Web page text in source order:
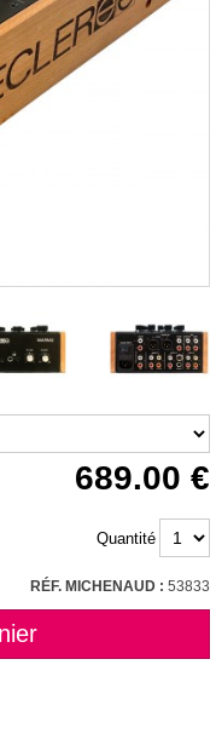
689.00
Quantité
RÉF. MICHENAUD : 53833